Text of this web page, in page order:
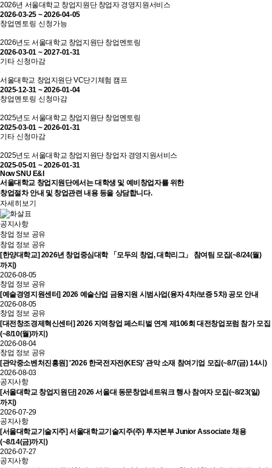
2026년 서울대학교 창업지원단 창업자 경영지원서비스
2026-03-25 ~ 2026-04-05
창업멘토링 신청가능
2026년도 서울대학교 창업지원단 창업멘토링
2026-03-01 ~ 2027-01-31
기타 신청마감
서울대학교 창업지원단 VC단기체험 캠프
2025-12-31 ~ 2026-01-04
창업멘토링 신청마감
2025년도 서울대학교 창업지원단 창업멘토링
2025-03-01 ~ 2026-01-31
기타 신청마감
2025년도 서울대학교 창업지원단 창업자 경영지원서비스
2025-05-01 ~ 2026-01-31
Now SNU E&I
서울대학교 창업지원단에서는 대학생 및 예비창업자를 위한
창업절차 안내 및 창업관련 내용 등을 상담합니다.
자세히보기
공지사항
창업 정보 공유
창업 정보 공유
[한양대학교] 2026년 창업중심대학 「모두의 창업, 대학리그」 참여팀 모집(~8/24(월)
까지)
2026-08-05
창업 정보 공유
[예술경영지원센터] 2026 예술산업 금융지원 시범사업(융자 4차/보증 5차) 공모 안내
2026-08-05
창업 정보 공유
[대전창조경제혁신센터] 2026 지역창업 페스티벌 연계 제106회 대전창업포럼 참가 모집
(~8/10(월)까지)
2026-08-04
창업 정보 공유
[관악중소벤처진흥원] '2026 한국전자전(KES)' 관악 소재 참여기업 모집(~8/7(금) 14시)
2026-08-03
공지사항
[서울대학교 창업지원단] 2026 서울대 동문창업네트워크 행사 참여자 모집(~8/23(일)
까지)
2026-07-29
공지사항
[서울대학교기술지주] 서울대학교기술지주(주) 투자본부 Junior Associate 채용
(~8/14(금)까지)
2026-07-27
공지사항